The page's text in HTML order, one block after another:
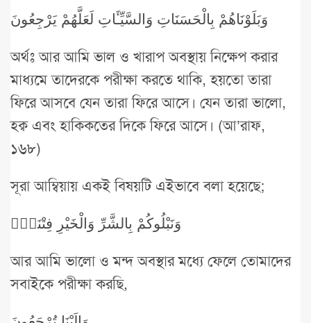
وَبَلَوْنَاهُمْ بِالْحَسَنَاتِ وَالسَّيِّـَٔاتِ لَعَلَّهُمْ يَرْجِعُونَ
অর্থঃ আর আমি ভাল ও খারাপ অবস্থায় নিক্ষেপ করার
মাধ্যমে তাদেরকে পরীক্ষা করতে থাকি, হয়তো তারা
ফিরে আসবে যেন তারা ফিরে আসে। যেন তারা ভালো,
হক্ব এবং হাকিকতের দিকে ফিরে আসে। (আ’রাফ,
১৬৮)
সূরা আম্বিয়ায় একই বিষয়টি এইভাবে বলা হয়েছে;
وَنَبْلُوكُمْ بِالشَّرِّ وَالْخَيْرِ فِتْنَةًۜ
আর আমি ভালো ও মন্দ অবস্থার মধ্যে ফেলে তোমাদের
সবাইকে পরীক্ষা করছি,